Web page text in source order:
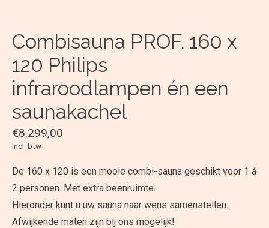
Combisauna PROF. 160 x
120 Philips
infraroodlampen én een
saunakachel
€8.299,00
Incl. btw
De 160 x 120 is een mooie combi-sauna geschikt voor 1 á
2 personen. Met extra beenruimte.
Hieronder kunt u uw sauna naar wens samenstellen.
Afwijkende maten zijn bij ons mogelijk!